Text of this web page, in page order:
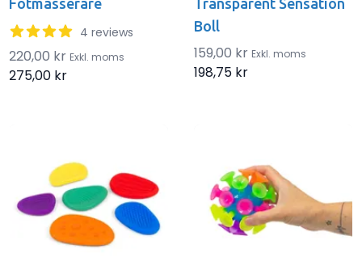
Fotmasserare
3.5 out of 5 stars
4 reviews
220,00 kr Exkl. moms
275,00 kr
Transparent Sensation
Boll
159,00 kr Exkl. moms
198,75 kr